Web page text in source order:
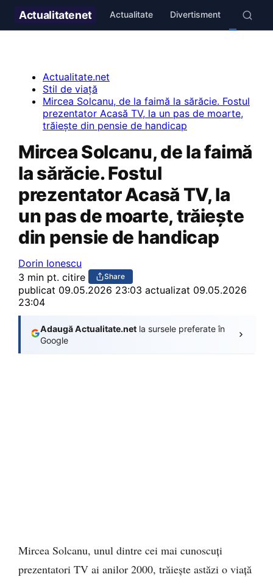
Actualitatenet Actualitate Divertisment Stil de
Actualitate.net
Stil de viață
Mircea Solcanu, de la faimă la sărăcie. Fostul
prezentator Acasă TV, la un pas de moarte,
trăiește din pensie de handicap
Mircea Solcanu, de la faimă
la sărăcie. Fostul
prezentator Acasă TV, la
un pas de moarte, trăiește
din pensie de handicap
Dorin Ionescu
3 min pt. citire
Share
publicat 09.05.2026 23:03 actualizat 09.05.2026
23:04
Adaugă Actualitate.net la sursele preferate în
Google
Mircea Solcanu, unul dintre cei mai cunoscuți
prezentatori TV ai anilor 2000, trăiește astăzi o viață